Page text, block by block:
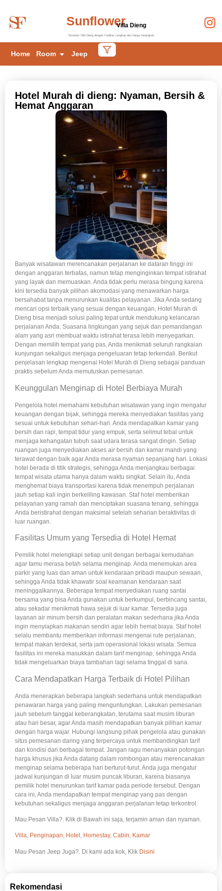
SunflowerVilla Dieng
Temukan Villa Dieng dengan Fasilitas Lengkap dan Harga Terjangkau
Home Room Jeep
Hotel Murah di dieng: Nyaman, Bersih &
Hemat Anggaran
Banyak wisatawan merencanakan perjalanan ke dataran tinggi ini
dengan anggaran terbatas, namun tetap menginginkan tempat istirahat
yang layak dan memuaskan. Anda tidak perlu merasa bingung karena
kini tersedia banyak pilihan akomodasi yang menawarkan harga
bersahabat tanpa menurunkan kualitas pelayanan. Jika Anda sedang
mencari opsi terbaik yang sesuai dengan keuangan, Hotel Murah di
Dieng bisa menjadi solusi paling tepat untuk mendukung kelancaran
perjalanan Anda. Suasana lingkungan yang sejuk dan pemandangan
alam yang asri membuat waktu istirahat terasa lebih menyegarkan.
Dengan memilih tempat yang pas, Anda menikmati seluruh rangkaian
kunjungan sekaligus menjaga pengeluaran tetap terkendali. Berikut
penjelasan lengkap mengenai Hotel Murah di Dieng sebagai panduan
praktis sebelum Anda memutuskan pemesanan.
Keunggulan Menginap di Hotel Berbiaya Murah
Pengelola hotel memahami kebutuhan wisatawan yang ingin mengatur
keuangan dengan bijak, sehingga mereka menyediakan fasilitas yang
sesuai untuk kebutuhan sehari-hari. Anda mendapatkan kamar yang
bersih dan rapi, tempat tidur yang empuk, serta selimut tebal untuk
menjaga kehangatan tubuh saat udara terasa sangat dingin. Setiap
ruangan juga menyediakan akses air bersih dan kamar mandi yang
terawat dengan baik agar Anda merasa nyaman sepanjang hari. Lokasi
hotel berada di titik strategis, sehingga Anda menjangkau berbagai
tempat wisata utama hanya dalam waktu singkat. Selain itu, Anda
menghemat biaya transportasi karena tidak menempuh perjalanan
jauh setiap kali ingin berkeliling kawasan. Staf hotel memberikan
pelayanan yang ramah dan menciptakan suasana tenang, sehingga
Anda beristirahat dengan maksimal setelah seharian beraktivitas di
luar ruangan.
Fasilitas Umum yang Tersedia di Hotel Hemat
Pemilik hotel melengkapi setiap unit dengan berbagai kemudahan
agar tamu merasa betah selama menginap. Anda menemukan area
parkir yang luas dan aman untuk kendaraan pribadi maupun sewaan,
sehingga Anda tidak khawatir soal keamanan kendaraan saat
meninggalkannya. Beberapa tempat menyediakan ruang santai
bersama yang bisa Anda gunakan untuk berkumpul, berbincang santai,
atau sekadar menikmati hawa sejuk di luar kamar. Tersedia juga
layanan air minum bersih dan peralatan makan sederhana jika Anda
ingin menyiapkan makanan sendiri agar lebih hemat biaya. Staf hotel
selalu membantu memberikan informasi mengenai rute perjalanan,
tempat makan terdekat, serta jam operasional lokasi wisata. Semua
fasilitas ini mereka masukkan dalam tarif menginap, sehingga Anda
tidak mengeluarkan biaya tambahan lagi selama tinggal di sana.
Cara Mendapatkan Harga Terbaik di Hotel Pilihan
Anda menerapkan beberapa langkah sederhana untuk mendapatkan
penawaran harga yang paling menguntungkan. Lakukan pemesanan
jauh sebelum tanggal keberangkatan, terutama saat musim liburan
atau hari besar, agar Anda masih mendapatkan banyak pilihan kamar
dengan harga wajar. Hubungi langsung pihak pengelola atau gunakan
situs pemesanan daring yang terpercaya untuk membandingkan tarif
dan kondisi dari berbagai tempat. Jangan ragu menanyakan potongan
harga khusus jika Anda datang dalam rombongan atau merencanakan
menginap selama beberapa hari berturut-turut. Anda juga mengatur
jadwal kunjungan di luar musim puncak liburan, karena biasanya
pemilik hotel menurunkan tarif kamar pada periode tersebut. Dengan
cara ini, Anda mendapatkan tempat menginap yang pas dengan
kebutuhan sekaligus menjaga anggaran perjalanan tetap terkontrol.
Mau Pesan Villa?. Klik di Bawah ini saja, terjamin aman dan nyaman.
Villa, Penginapan, Hotel , Homestay, Cabin, Kamar
Mau Pesan Jeep Juga?. Di kami ada kok, Klik Disini
Rekomendasi